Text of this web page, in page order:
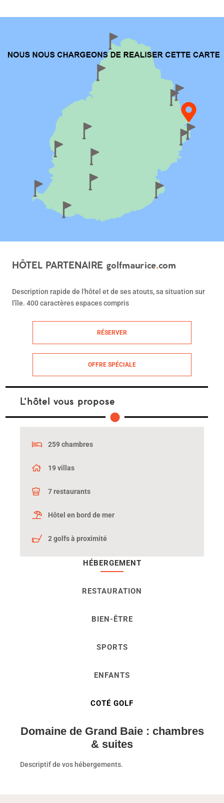
HÔTEL PARTENAIRE golfmaurice.com
Description rapide de l'hôtel et de ses atouts, sa situation sur
l'île. 400 caractères espaces compris
RÉSERVER
OFFRE SPÉCIALE
L'hôtel vous propose
259 chambres
19 villas
7 restaurants
Hôtel en bord de mer
2 golfs à proximité
HÉBERGEMENT
RESTAURATION
BIEN-ÊTRE
SPORTS
ENFANTS
COTÉ GOLF
Domaine de Grand Baie : chambres
& suites
Descriptif de vos hébergements.